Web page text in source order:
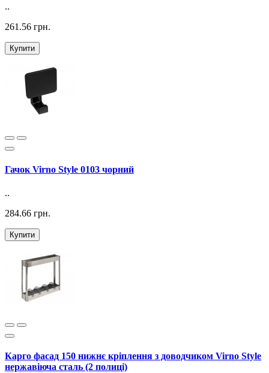
..
261.56 грн.
Купити
Гачок Virno Style 0103 чорний
..
284.66 грн.
Купити
Карго фасад 150 нижнє кріплення з доводчиком Virno Style
нержавіюча сталь (2 полиці)